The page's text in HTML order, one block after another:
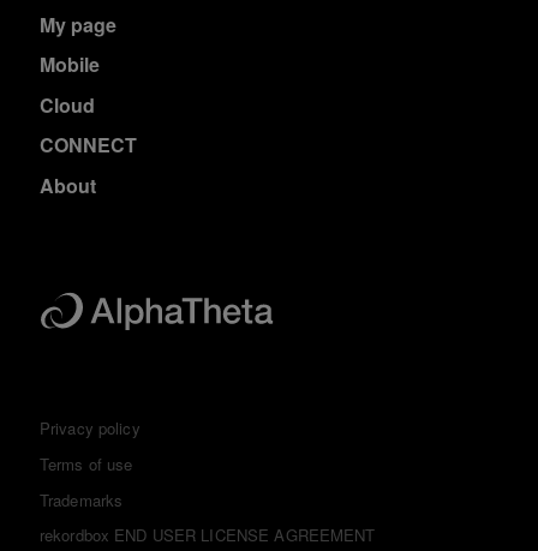
My page
Mobile
Cloud
CONNECT
About
Privacy policy
Terms of use
Trademarks
rekordbox END USER LICENSE AGREEMENT